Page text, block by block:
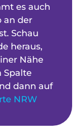
es auch
an der
Schau
heraus,
Nähe
Spalte
dann auf
NRW